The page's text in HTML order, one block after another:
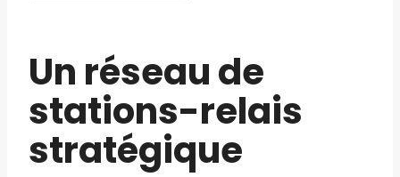
Un réseau de
stations-relais
stratégique